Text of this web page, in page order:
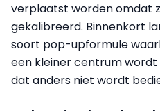
verplaatst worden omdat
gekalibreerd. Binnenkort
soort pop-upformule
een kleiner centrum
dat anders niet wordt